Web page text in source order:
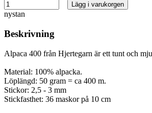
nystan
Lägg i varukorgen
Beskrivning
Alpaca 400 från Hjertegarn är ett tunt och
Material: 100% alpacka.
Löplängd: 50 gram = ca 400 m.
Stickor: 2,5 - 3 mm
Stickfasthet: 36 maskor på 10 cm